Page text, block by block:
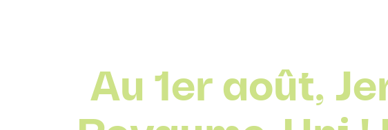
Au 1er août,